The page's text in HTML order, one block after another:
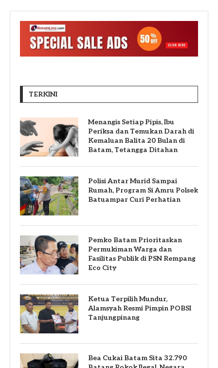
TERKINI
Menangis Setiap Pipis, Ibu
Periksa dan Temukan Darah di
Kemaluan Balita 20 Bulan di
Batam, Tetangga Ditahan
Polisi Antar Murid Sampai
Rumah, Program Si Amru Polsek
Batuampar Curi Perhatian
Pemko Batam Prioritaskan
Permukiman Warga dan
Fasilitas Publik di PSN Rempang
Eco City
Ketua Terpilih Mundur,
Alamsyah Resmi Pimpin POBSI
Tanjungpinang
Bea Cukai Batam Sita 32.790